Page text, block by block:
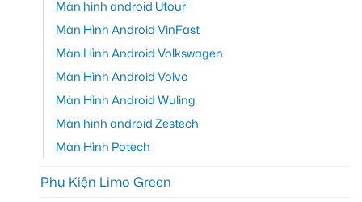
Màn hình android Utour
Màn Hình Android VinFast
Màn Hình Android Volkswagen
Màn Hình Android Volvo
Màn Hình Android Wuling
Màn hình android Zestech
Màn Hình Potech
Phụ Kiện Limo Green